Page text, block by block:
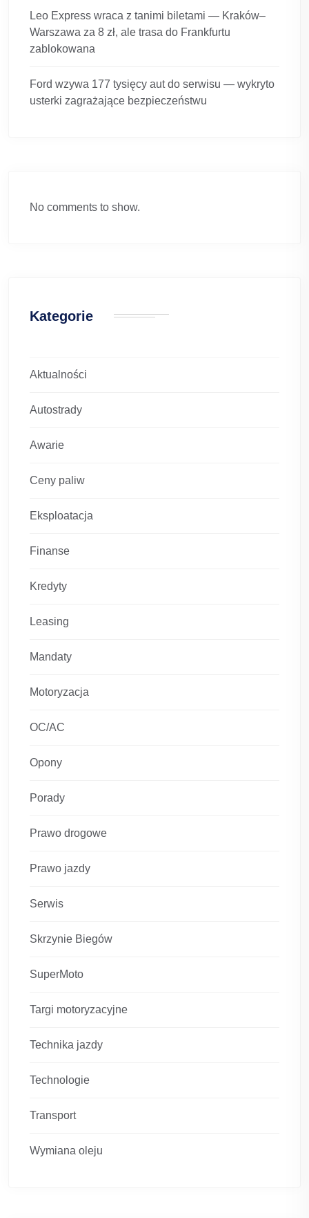
Leo Express wraca z tanimi biletami — Kraków–
Warszawa za 8 zł, ale trasa do Frankfurtu
zablokowana
Ford wzywa 177 tysięcy aut do serwisu — wykryto
usterki zagrażające bezpieczeństwu
No comments to show.
Kategorie
Aktualności
Autostrady
Awarie
Ceny paliw
Eksploatacja
Finanse
Kredyty
Leasing
Mandaty
Motoryzacja
OC/AC
Opony
Porady
Prawo drogowe
Prawo jazdy
Serwis
Skrzynie Biegów
SuperMoto
Targi motoryzacyjne
Technika jazdy
Technologie
Transport
Wymiana oleju